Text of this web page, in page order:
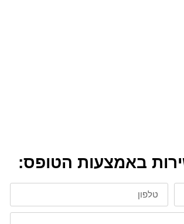
באמצעות הטופס: